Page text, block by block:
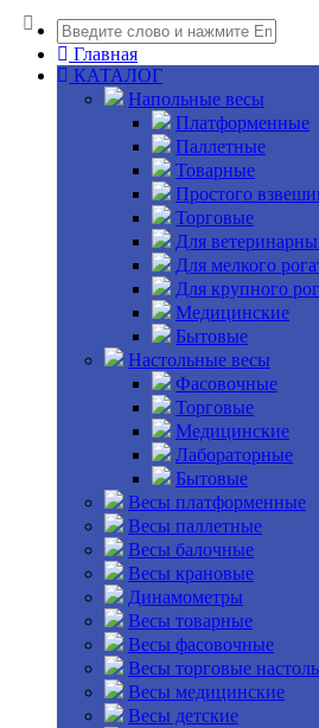
Главная
КАТАЛОГ
Напольные весы
Платформенные
Паллетные
Товарные
Простого
Торговые
Для
Для мелкого
Для крупного
Медицинские
Бытовые
Настольные весы
Фасовочные
Торговые
Медицинские
Лабораторные
Бытовые
Весы платформенные
Весы паллетные
Весы балочные
Весы крановые
Динамометры
Весы товарные
Весы фасовочные
Весы торговые
Весы медицинские
Весы детские